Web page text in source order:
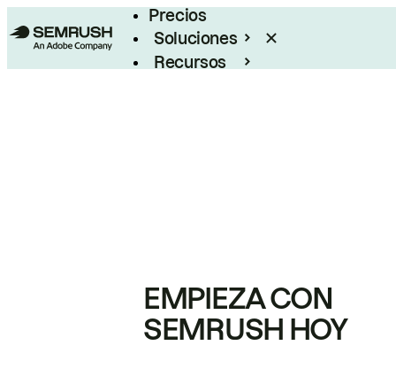
Precios
Soluciones
Recursos
EMPIEZA CON
SEMRUSH HOY